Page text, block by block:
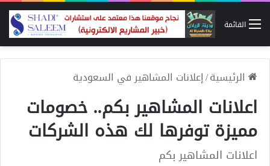
القائمة
الرئيسية/إعلانات المشاهير في السعودية
اعلانات المشاهير بكم.. خصومات
مميزة توفرها لك هذه الشركات
اعلانات المشاهير بكم